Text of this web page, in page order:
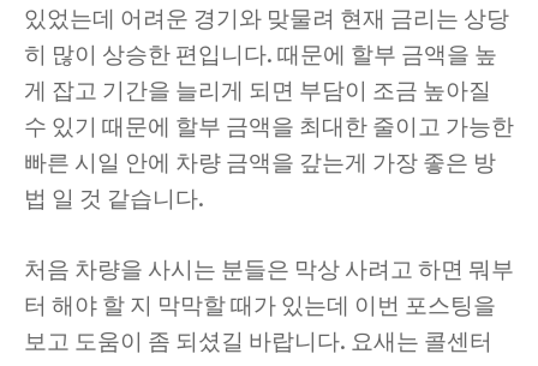
있었는데 어려운 경기와 맞물려 현재 금리는 상당
히 많이 상승한 편입니다. 때문에 할부 금액을 높
게 잡고 기간을 늘리게 되면 부담이 조금 높아질
수 있기 때문에 할부 금액을 최대한 줄이고 가능한
빠른 시일 안에 차량 금액을 갚는게 가장 좋은 방
법 일 것 같습니다.
처음 차량을 사시는 분들은 막상 사려고 하면 뭐부
터 해야 할 지 막막할 때가 있는데 이번 포스팅을
보고 도움이 좀 되셨길 바랍니다. 요새는 콜센터